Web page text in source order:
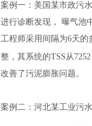
案例一： 美国某市政污
进行诊断发现， 曝气池
工程师采用间隔为6天的
整，其系统的TSS从7252
改善了污泥膨胀问题。
案例二： 河北某工业污